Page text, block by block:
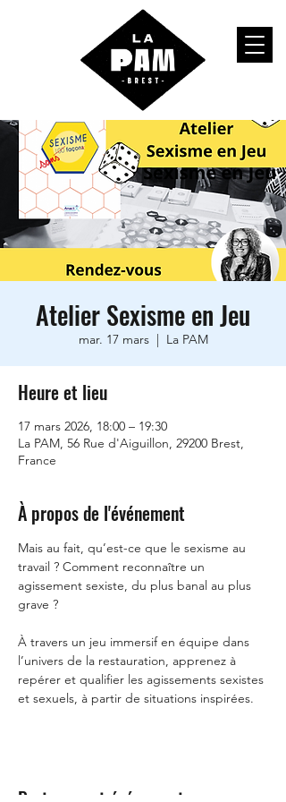
Atelier Sexisme en Jeu
mar. 17 mars
  |
La PAM
Heure et lieu
17 mars 2026, 18:00 – 19:30
La PAM, 56 Rue d'Aiguillon, 29200 Brest,
France
À propos de l'événement
Mais au fait, qu’est-ce que le sexisme au
travail ? Comment reconnaître un
agissement sexiste, du plus banal au plus
grave ?
À travers un jeu immersif en équipe dans
l’univers de la restauration, apprenez à
repérer et qualifier les agissements sexistes
et sexuels, à partir de situations inspirées.